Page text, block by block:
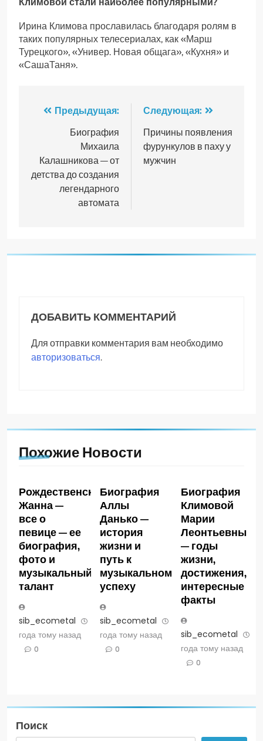
Ирина Климова прославилась благодаря ролям в
таких популярных телесериалах, как «Марш
Турецкого», «Универ. Новая общага», «Кухня» и
«СашаТаня».
Навигация
записям
Предыдущая:
Биография
Михаила
Калашникова — от
детства до создания
легендарного
автомата
Следующая:
Причины появления
фурункулов в паху у
мужчин
ДОБАВИТЬ КОММЕНТАРИЙ
Для отправки комментария вам необходимо
авторизоваться.
Похожие Новости
Рождественская
Жанна —
все о
певице — ее
биография,
фото и
музыкальный
талант
sib_ecometal
года тому назад
0
Биография
Аллы
Данько —
история
жизни и
путь к
музыкальному
успеху
sib_ecometal
года тому назад
0
Биография
Климовой
Марии
Леонтьевны
— годы
жизни,
достижения,
интересные
факты
sib_ecometal
года тому назад
0
Поиск